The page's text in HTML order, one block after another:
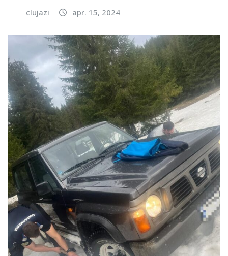
clujazi apr. 15, 2024